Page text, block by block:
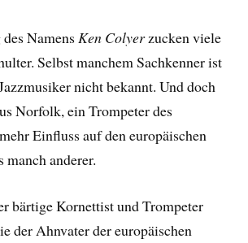
Namens Ken Colyerzucken viele
Selbst manchem Sachkenner ist
nicht bekannt. Und doch
Norfolk, ein Trompeter des
Einfluss auf den europäischen
anderer.
bärtige Kornettist und Trompeter
der Ahnvater der europäischen